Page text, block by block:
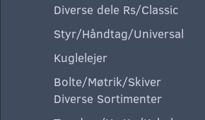
Diverse dele Rs/Classic
Styr/Håndtag/Universal
Kuglelejer
Bolte/Møtrik/Skiver
Diverse Sortimenter